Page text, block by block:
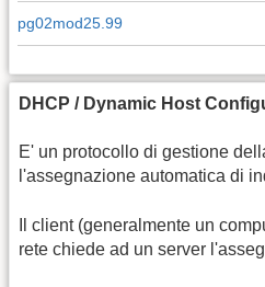
pg02mod25.99
DHCP / Dynamic Host
E' un protocollo di gestione
l'assegnazione automatica di
Il client (generalmente un
rete chiede ad un server